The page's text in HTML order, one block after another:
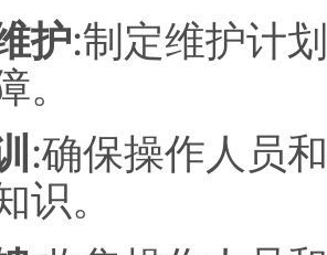
护:制定维护计
。
:确保操作人员
识。